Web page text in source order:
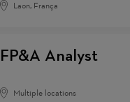
Laon, França
FP&A Analyst
Multiple locations